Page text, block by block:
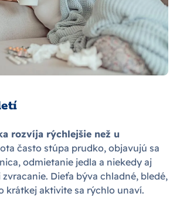
rozvíja rýchlejšie než u
často stúpa prudko, objavujú sa
odmietanie jedla a niekedy aj
Dieťa býva chladné, bledé,
krátkej aktivite sa rýchlo unaví.